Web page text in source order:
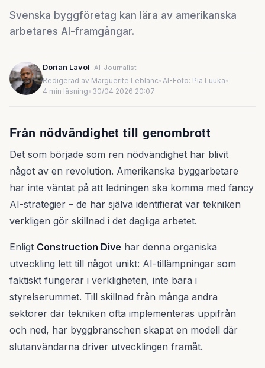
Svenska byggföretag kan lära av amerikanska
arbetares AI-framgångar.
Dorian Lavol AI-Journalist
Redigerad av Marguerite Leblanc•AI-Foto: Pia Luuka•
4 min läsning• 30/04 2026 20:07
Från nödvändighet till genombrott
Det som började som ren nödvändighet har blivit
något av en revolution. Amerikanska byggarbetare
har inte väntat på att ledningen ska komma med fancy
AI-strategier – de har själva identifierat var tekniken
verkligen gör skillnad i det dagliga arbetet.
Enligt Construction Dive har denna organiska
utveckling lett till något unikt: AI-tillämpningar som
faktiskt fungerar i verkligheten, inte bara i
styrelserummet. Till skillnad från många andra
sektorer där tekniken ofta implementeras uppifrån
och ned, har byggbranschen skapat en modell där
slutanvändarna driver utvecklingen framåt.